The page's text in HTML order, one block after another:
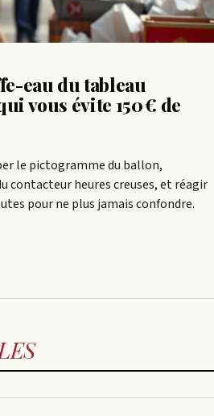
eau du tableau
vous évite 150 € de
le pictogramme du ballon,
contacteur heures creuses, et réagir
pour ne plus jamais confondre.